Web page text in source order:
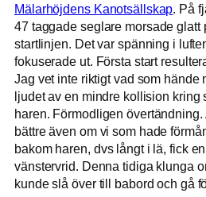
Mälarhöjdens Kanotsällskap. På
47 taggade seglare morsade glatt
startlinjen. Det var spänning i
fokuserade ut. Första start
Jag vet inte riktigt vad som hände
ljudet av en mindre kollision kring
haren. Förmodligen
bättre även om vi som hade
bakom haren, dvs långt i lä, fick
vänstervrid. Denna tidiga klunga
kunde slå över till babord och gå